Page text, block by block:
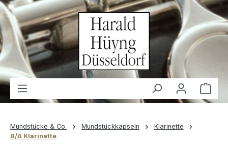
springen
Mundstücke & Co. Mundstückkapseln
Klarinette
B/A Klarinette